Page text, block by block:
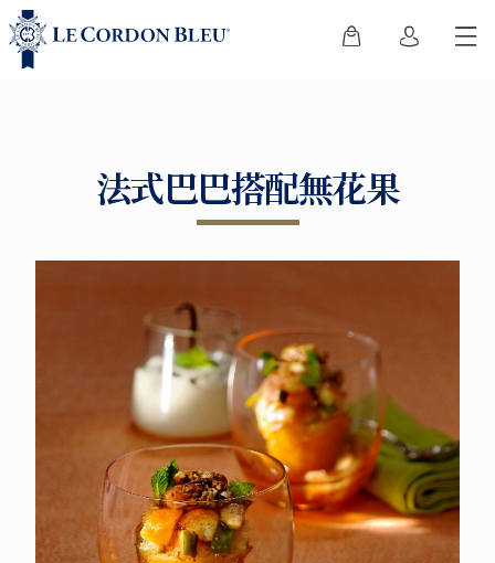
法式巴巴搭配無花果